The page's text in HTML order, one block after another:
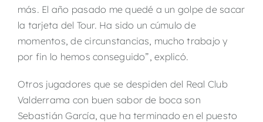
más. El año pasado me quedé a un golpe de sacar
la tarjeta del Tour. Ha sido un cúmulo de
momentos, de circunstancias, mucho trabajo y
por fin lo hemos conseguido”, explicó.
Otros jugadores que se despiden del Real Club
Valderrama con buen sabor de boca son
Sebastián García, que ha terminado en el puesto